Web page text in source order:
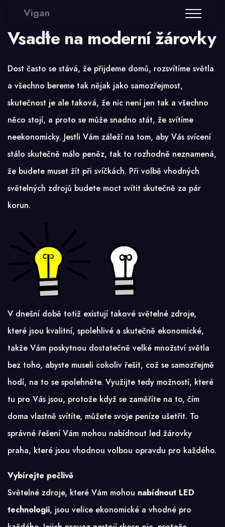
Vigan
Vsaďte na moderní žárovky
Dost často se stává, že přijdeme domů, rozsvítíme světla
a všechno bereme tak nějak jako samozřejmost,
skutečnost je ale taková, že nic není jen tak a všechno
něco stojí, a proto se může snadno stát, že svítíme
neekonomicky. Jestli Vám záleží na tom, aby Vás svícení
stálo skutečně málo peněz, tak to rozhodně neznamená,
že budete muset žít při svíčkách. Při volbě vhodných
světelných zdrojů budete moct svítit skutečně za pár
korun.
V dnešní době totiž existují takové světelné zdroje,
které jsou kvalitní, spolehlivé a skutečně ekonomické,
takže Vám poskytnou dostatečně velké množství světla
bez toho, abyste museli cokoliv řešit, což se samozřejmě
hodí, na to se spolehněte. Využijte tedy možností, které
tu pro Vás jsou, protože když se zaměříte na to, čím
doma vlastně svítíte, můžete svoje peníze ušetřit. To
správné řešení Vám mohou nabídnout led žárovky
praha, které jsou vhodnou volbou opravdu pro každého.
Vybírejte pečlivě
Světelné zdroje, které Vám mohou nabídnout LED
technologii, jsou velice ekonomické a vhodné pro